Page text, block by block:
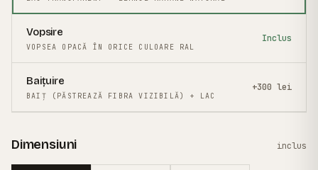
Vopsire
VOPSEA OPACĂ ÎN ORICE CULOARE RAL
Inclus
Baițuire
BAIȚ (PĂSTREAZĂ FIBRA VIZIBILĂ) + LAC
+300 lei
Dimensiuni inclus